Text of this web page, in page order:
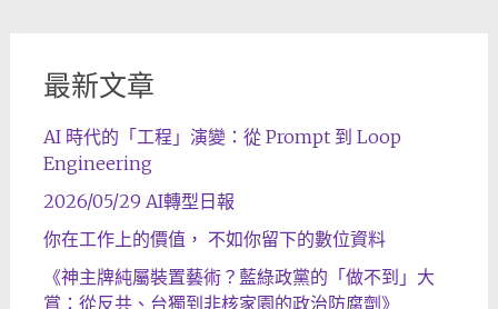
最新文章
AI 時代的「工程」演變：從 Prompt 到 Loop
Engineering
2026/05/29 AI轉型日報
你在工作上的價值， 不如你留下的數位資料
《神主牌純屬裝置藝術？藍綠政黨的「做不到」大
賞：從反共、台獨到非核家園的政治防腐劑》